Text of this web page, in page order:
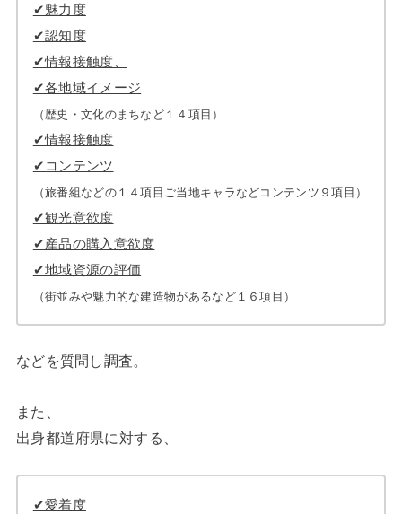
✔︎魅力度
✔︎認知度
✔︎情報接触度、
✔︎各地域イメージ
（歴史・文化のまちなど１４項目）
✔︎情報接触度
✔︎コンテンツ
（旅番組などの１４項目ご当地キャラなどコンテンツ９項目）
✔︎観光意欲度
✔︎産品の購入意欲度
✔︎地域資源の評価
（街並みや魅力的な建造物があるなど１６項目）
などを質問し調査。
また、
出身都道府県に対する、
✔︎愛着度